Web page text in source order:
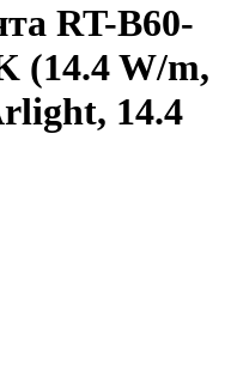
RT-B60-
(14.4 W/m,
14.4